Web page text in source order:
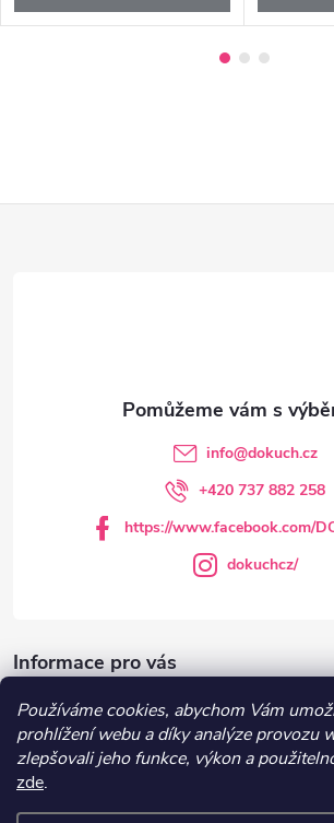
Používáme cookies, abychom Vám
prohlížení webu a díky analýze provozu
zlepšovali jeho funkce, výkon a
zde.
Informace pro vás
DOKUCH.cz
info@dokuch.cz
+420 737 882 258
https://www.facebook.com/
dokuchcz/
Recepty